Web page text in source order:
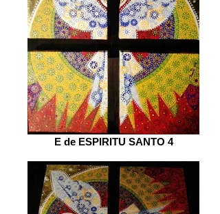
E de ESPIRITU SANTO 4